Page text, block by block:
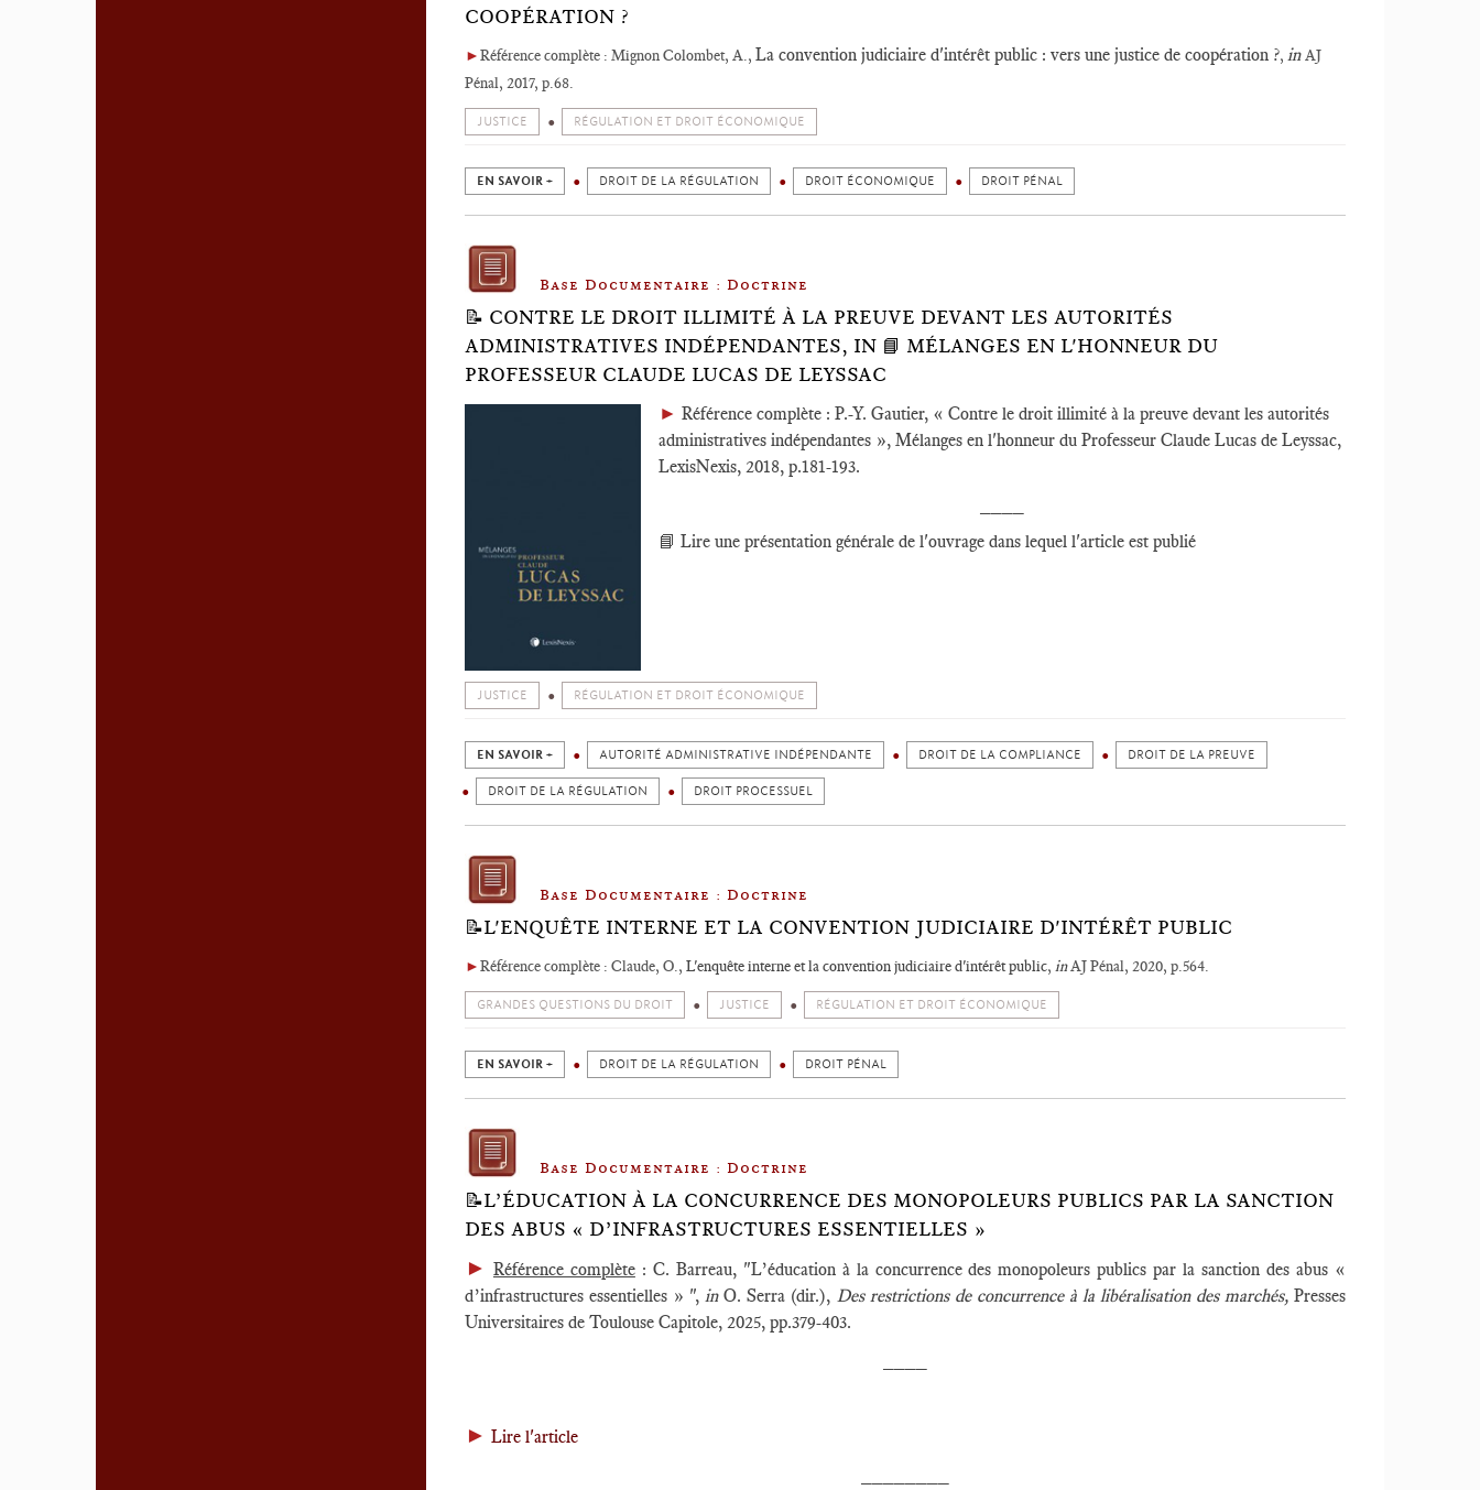
COOPÉRATION ?
►Référence complète : Mignon Colombet, A., La convention judiciaire d'intérêt public : vers une justice de coopération ?, inAJ
Pénal, 2017, p.68.
JUSTICE RÉGULATION ET DROIT ÉCONOMIQUE
EN SAVOIR + DROIT DE LA RÉGULATION DROIT ÉCONOMIQUE DROIT PÉNAL
Base Documentaire : Doctrine
📝 CONTRE LE DROIT ILLIMITÉ À LA PREUVE DEVANT LES AUTORITÉS
ADMINISTRATIVES INDÉPENDANTES, IN 📘 MÉLANGES EN L'HONNEUR DU
PROFESSEUR CLAUDE LUCAS DE LEYSSAC
► Référence complète : P.-Y. Gautier, « Contre le droit illimité à la preuve devant les autorités
administratives indépendantes », Mélanges en l'honneur du Professeur Claude Lucas de Leyssac,
LexisNexis, 2018, p.181-193.
📘 Lire une présentation générale de l'ouvrage dans lequel l'article est publié
JUSTICE RÉGULATION ET DROIT ÉCONOMIQUE
EN SAVOIR + AUTORITÉ ADMINISTRATIVE INDÉPENDANTE DROIT DE LA COMPLIANCE DROIT DE LA PREUVE
DROIT DE LA RÉGULATION DROIT PROCESSUEL
Base Documentaire : Doctrine
📝L'ENQUÊTE INTERNE ET LA CONVENTION JUDICIAIRE D'INTÉRÊT PUBLIC
►Référence complète : Claude, O., L'enquête interne et la convention judiciaire d'intérêt public, inAJ Pénal, 2020, p.564.
GRANDES QUESTIONS DU DROIT JUSTICE RÉGULATION ET DROIT ÉCONOMIQUE
EN SAVOIR + DROIT DE LA RÉGULATION DROIT PÉNAL
Base Documentaire : Doctrine
📝L’ÉDUCATION À LA CONCURRENCE DES MONOPOLEURS PUBLICS PAR LA SANCTION
DES ABUS « D’INFRASTRUCTURES ESSENTIELLES »
► Référence complète: C. Barreau, "L’éducation à la concurrence des monopoleurs publics par la sanction des abus «
d’infrastructures essentielles » ",inO. Serra (dir.), Des restrictions de concurrence à la libéralisation des marchés,Presses
Universitaires de Toulouse Capitole, 2025, pp.379-403.
► Lire l'article